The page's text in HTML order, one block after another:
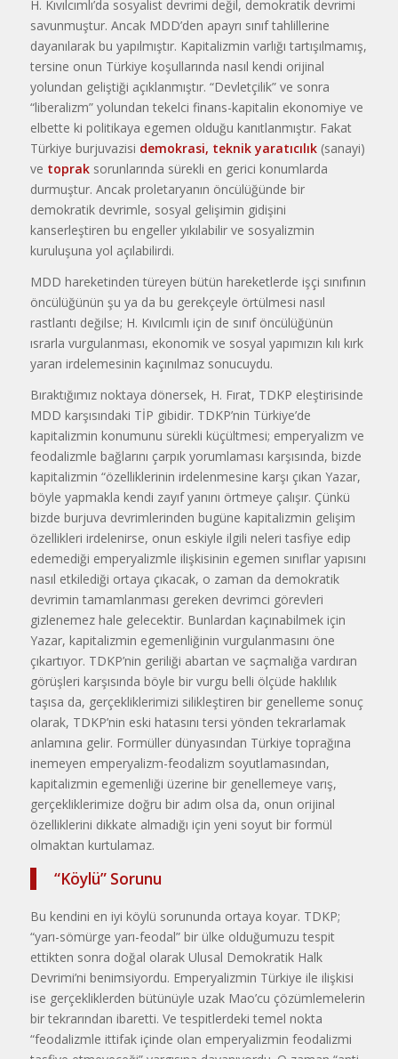
H. Kıvılcımlı’da sosyalist devrimi değil, demokratik devrimi
savunmuştur. Ancak MDD’den apayrı sınıf tahlillerine
dayanılarak bu yapılmıştır. Kapitalizmin varlığı tartışılmamış,
tersine onun Türkiye koşullarında nasıl kendi orijinal
yolundan geliştiği açıklanmıştır. “Devletçilik” ve sonra
“liberalizm” yolundan tekelci finans-kapitalin ekonomiye ve
elbette ki politikaya egemen olduğu kanıtlanmıştır. Fakat
Türkiye burjuvazisi demokrasi, teknik yaratıcılık(sanayi)
ve topraksorunlarında sürekli en gerici konumlarda
durmuştur. Ancak proletaryanın öncülüğünde bir
demokratik devrimle, sosyal gelişimin gidişini
kanserleştiren bu engeller yıkılabilir ve sosyalizmin
kuruluşuna yol açılabilirdi.
MDD hareketinden türeyen bütün hareketlerde işçi sınıfının
öncülüğünün şu ya da bu gerekçeyle örtülmesi nasıl
rastlantı değilse; H. Kıvılcımlı için de sınıf öncülüğünün
ısrarla vurgulanması, ekonomik ve sosyal yapımızın kılı kırk
yaran irdelemesinin kaçınılmaz sonucuydu.
Bıraktığımız noktaya dönersek, H. Fırat, TDKP eleştirisinde
MDD karşısındaki TİP gibidir. TDKP’nin Türkiye’de
kapitalizmin konumunu sürekli küçültmesi; emperyalizm ve
feodalizmle bağlarını çarpık yorumlaması karşısında, bizde
kapitalizmin “özelliklerinin irdelenmesine karşı çıkan Yazar,
böyle yapmakla kendi zayıf yanını örtmeye çalışır. Çünkü
bizde burjuva devrimlerinden bugüne kapitalizmin gelişim
özellikleri irdelenirse, onun eskiyle ilgili neleri tasfiye edip
edemediği emperyalizmle ilişkisinin egemen sınıflar yapısını
nasıl etkilediği ortaya çıkacak, o zaman da demokratik
devrimin tamamlanması gereken devrimci görevleri
gizlenemez hale gelecektir. Bunlardan kaçınabilmek için
Yazar, kapitalizmin egemenliğinin vurgulanmasını öne
çıkartıyor. TDKP’nin geriliği abartan ve saçmalığa vardıran
görüşleri karşısında böyle bir vurgu belli ölçüde haklılık
taşısa da, gerçekliklerimizi silikleştiren bir genelleme sonuç
olarak, TDKP’nin eski hatasını tersi yönden tekrarlamak
anlamına gelir. Formüller dünyasından Türkiye toprağına
inemeyen emperyalizm-feodalizm soyutlamasından,
kapitalizmin egemenliği üzerine bir genellemeye varış,
gerçekliklerimize doğru bir adım olsa da, onun orijinal
özelliklerini dikkate almadığı için yeni soyut bir formül
olmaktan kurtulamaz.
“Köylü” Sorunu
Bu kendini en iyi köylü sorununda ortaya koyar. TDKP;
“yarı-sömürge yarı-feodal” bir ülke olduğumuzu tespit
ettikten sonra doğal olarak Ulusal Demokratik Halk
Devrimi’ni benimsiyordu. Emperyalizmin Türkiye ile ilişkisi
ise gerçekliklerden bütünüyle uzak Mao’cu çözümlemelerin
bir tekrarından ibaretti. Ve tespitlerdeki temel nokta
“feodalizmle ittifak içinde olan emperyalizmin feodalizmi